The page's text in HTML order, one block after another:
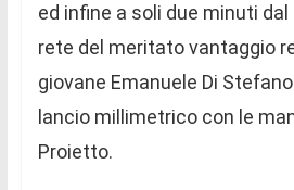
ed infine a soli due minuti
rete del meritato vantaggio
giovane Emanuele Di
lancio millimetrico con le
Proietto.